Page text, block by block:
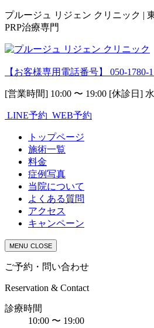
プルージュ リジェン クリニック |
PRP治療専門
【お客様専用電話番号】 050-1780-
[営業時間] 10:00 〜 19:00 [休診日]
LINE予約 WEB予約
トップページ
施術一覧
料金
症例写真
当院について
よくある質問
アクセス
キャンペーン
MENU CLOSE
ご予約・問い合わせ
Reservation & Contact
診療時間
10:00 〜 19:00